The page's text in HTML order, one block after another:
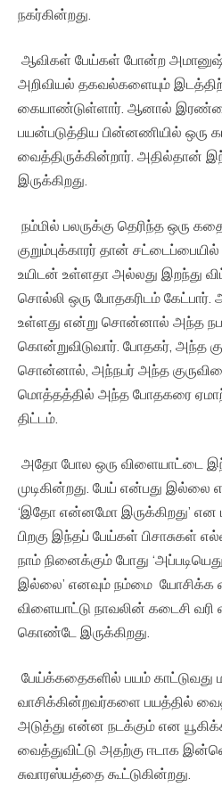
நகர்கின்றது.
ஆவிகள் பேய்கள் போன்ற
அறிவியல் தகவல்களையும்
கையாண்டுள்ளார். ஆனால்
பயன்படுத்திய பின்னணியில் ஒரு
வைத்திருக்கின்றார். அதில்தான்
இருக்கிறது.
நம்மில் பலருக்கு தெரிந்த ஒரு
குறும்புக்காரர் தான்
உயிடன் உள்ளதா அல்லது இறந்து
சொல்லி ஒரு போதகரிடம் கேட்பார்.
உள்ளது என்று சொன்னால் அந்த
கொன்றுவிடுவார். போதகர், அந்த
சொன்னால், அந்நபர் அந்த குருவியை
மொத்தத்தில் அந்த போதகரை
திட்டம்.
அதோ போல ஒரு விளையாட்டை
முடிகின்றது. பேய் என்பது இல்லை
‘இதோ என்னமோ இருக்கிறது’ என
பிறகு இந்தப் பேய்கள் பிசாசுகள்
நாம் நினைக்கும் போது
இல்லை’ எனவும் நம்மை யோசிக்க
விளையாட்டு நாவலின் கடைசி
கொண்டே இருக்கிறது.
பேய்க்கதைகளில் பயம் காட்டுவது
வாசிக்கின்றவர்களை பயத்தில்
அடுத்து என்ன நடக்கும் என
வைத்துவிட்டு அதற்கு ஈடாக
சுவாரஸ்யத்தை கூட்டுகின்றது.